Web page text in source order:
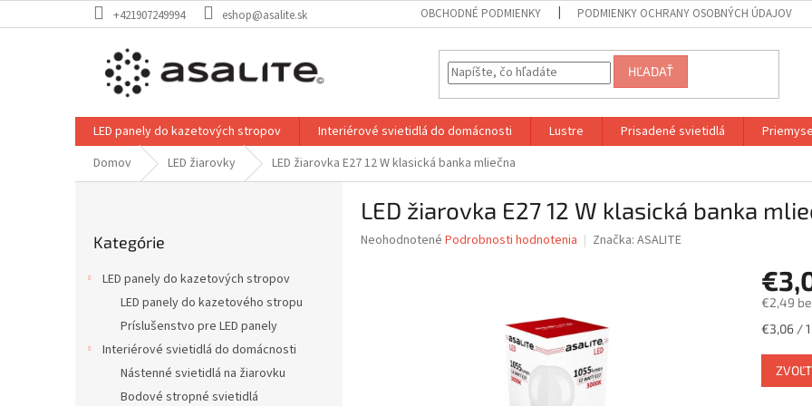
na
+421907249994 eshop@asalite.sk OBCHODNÉ PODMIENKY PODMIENKY OCHRANY OSOBNÝCH ÚDAJOV
HĽADAŤ
LED panely do kazetových stropov Interiérové svietidlá do domácnosti Lustre Prisadené svietidlá
Domov
LED žiarovky LED žiarovka E27 12 W klasická banka mliečna
kategórie
Kategórie
LED panely do kazetových stropov
LED panely do kazetového stropu
Príslušenstvo pre LED panely
Interiérové svietidlá do domácnosti
Nástenné svietidlá na žiarovku
Bodové stropné svietidlá
LED žiarovka E27 12 W klasická banka
Priemerné
Neohodnotené Podrobnosti hodnotenia Značka: ASALITE
€2,49
€3,06 /